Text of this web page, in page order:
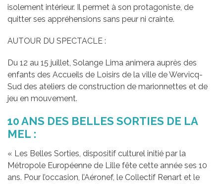
isolement intérieur. Il permet à son protagoniste, de
quitter ses appréhensions sans peur ni crainte.
AUTOUR DU SPECTACLE :
Du 12 au 15 juillet, Solange Lima animera auprès des
enfants des Accueils de Loisirs de la ville de Wervicq-
Sud des ateliers de construction de marionnettes et de
jeu en mouvement.
10 ANS DES BELLES SORTIES DE LA
MEL :
« Les Belles Sorties, dispositif culturel initié par la
Métropole Européenne de Lille fête cette année ses 10
ans. Pour l’occasion, l’Aéronef, le Collectif Renart et le